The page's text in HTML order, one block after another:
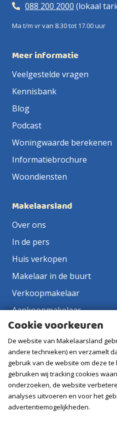
088 200 2000 (lokaal
Ma t/m vr van 8.30 tot 17.00 uur
Meer informatie
Veelgestelde vragen
Kennisbank
Blog
Podcast
Woningwaarde berekenen
Informatiebrochure
Woondiensten
Makelaarsland
Over ons
In de pers
Huis verkopen
Makelaar in de buurt
Verkoopmakelaar
Aankoopmakelaar
Contact
Vacatures
Volg ons
Cookie voorkeuren
De website van Makelaarsland
andere technieken) en verzamelt
gebruik van de website om deze
gebruiken wij tracking cookies
onderzoeken, de website
analyses uitvoeren en voor het
advertentiemogelijkheden.